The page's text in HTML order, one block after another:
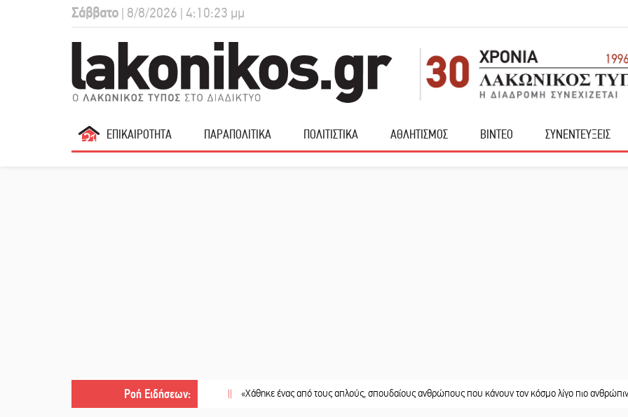
Σάββατο | 8/8/2026 | 4:10:24 μμ
ΕΠΙΚΑΙΡΟΤΗΤΑ ΠΑΡΑΠΟΛΙΤΙΚΑ ΠΟΛΙΤΙΣΤΙΚΑ ΑΘΛΗΤΙΣΜΟΣ ΒΙΝΤΕΟ ΣΥΝΕΝΤΕΥΞΕΙΣ
Ροή Ειδήσεων:
|| «Χάθηκε ένας από τους απλούς, σπουδαίους ανθρώπους που κάνουν τον κόσμο λίγο πιο ανθρώπινο» ||